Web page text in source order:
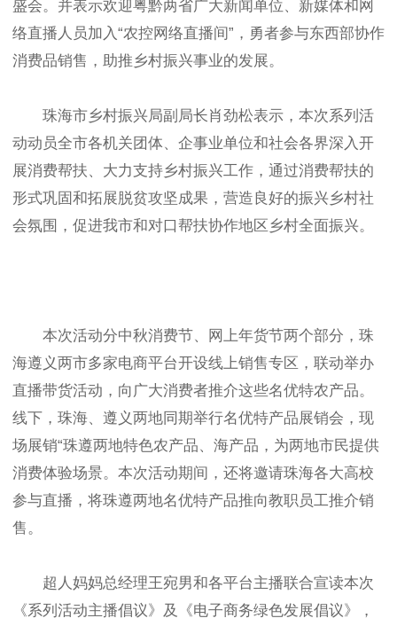
盛会。并表示欢迎粤黔两省广大新闻单位、新媒体和网
络直播人员加入“农控网络直播间”，勇者参与东西部协作
消费品销售，助推乡村振兴事业的发展。
珠海市乡村振兴局副局长肖劲松表示，本次系列活
动动员全市各机关团体、企事业单位和社会各界深入开
展消费帮扶、大力支持乡村振兴工作，通过消费帮扶的
形式巩固和拓展脱贫攻坚成果，营造良好的振兴乡村社
会氛围，促进我市和对口帮扶协作地区乡村全面振兴。
本次活动分中秋消费节、网上年货节两个部分，珠
海遵义两市多家电商平台开设线上销售专区，联动举办
直播带货活动，向广大消费者推介这些名优特农产品。
线下，珠海、遵义两地同期举行名优特产品展销会，现
场展销“珠遵两地特色农产品、海产品，为两地市民提供
消费体验场景。本次活动期间，还将邀请珠海各大高校
参与直播，将珠遵两地名优特产品推向教职员工推介销
售。
超人妈妈总经理王宛男和各平台主播联合宣读本次
《系列活动主播倡议》及《电子商务绿色发展倡议》，